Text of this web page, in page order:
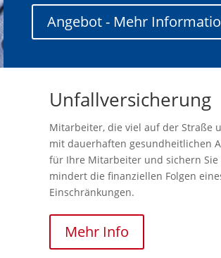
Angebot - Mehr
Unfallversicherung
Mitarbeiter, die viel auf der Straße
mit dauerhaften gesundheitlichen
für Ihre Mitarbeiter und sichern
mindert die finanziellen Folgen
Einschränkungen.
Mehr Info